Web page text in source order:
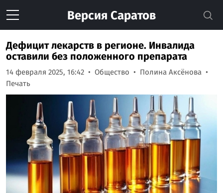
Версия Саратов
Дефицит лекарств в регионе. Инвалида
оставили без положенного препарата
14 февраля 2025, 16:42 Общество
Полина Аксёнова
Печать